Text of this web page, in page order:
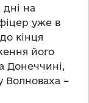
дні на
уже в
кінця
його
Донеччині,
Волноваха –